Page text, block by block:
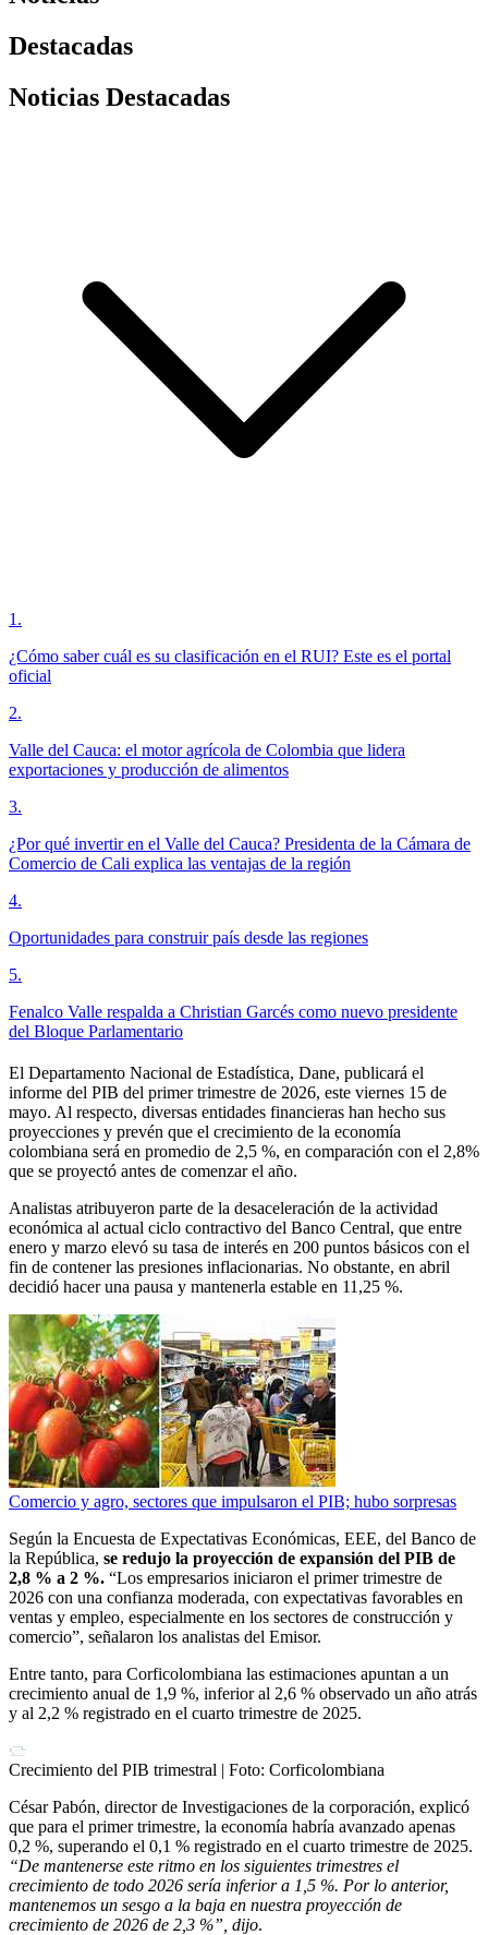
Destacadas
Noticias Destacadas
1 .
¿Cómo saber cuál es su clasificación en el RUI? Este es el portal
oficial
2.
Valle del Cauca: el motor agrícola de Colombia que lidera
exportaciones y producción de alimentos
3.
¿Por qué invertir en el Valle del Cauca? Presidenta de la Cámara de
Comercio de Cali explica las ventajas de la región
4.
Oportunidades para construir país desde las regiones
5.
Fenalco Valle respalda a Christian Garcés como nuevo presidente
del Bloque Parlamentario
El Departamento Nacional de Estadística, Dane, publicará ⁠el
informe del PIB ‌del primer trimestre de 2026, este viernes 15 de
mayo. Al respecto, diversas entidades financieras han hecho sus
proyecciones y prevén que el crecimiento de la economía
colombiana será en promedio de 2,5 %, en comparación con el 2,8%
que se proyectó antes de comenzar el año.
Analistas atribuyeron parte de la desaceleración de la actividad
económica al actual ciclo contractivo del Banco Central, que entre
enero y marzo elevó su tasa de interés en 200 puntos básicos con el
fin de contener las presiones inflacionarias. No obstante, en abril
decidió hacer una pausa y mantenerla estable en 11,25 %.
Comercio y agro, sectores que impulsaron el PIB; hubo sorpresas
Según la Encuesta de Expectativas Económicas, EEE, del Banco de
la República, se redujo la proyección de expansión del PIB de
2,8 % a 2 %. “Los empresarios iniciaron el primer trimestre de
2026 con una confianza moderada, con expectativas favorables en
ventas y empleo, especialmente en los sectores de construcción y
comercio”, señalaron los analistas del Emisor.
Entre tanto, para Corficolombiana las estimaciones apuntan a un
crecimiento anual de 1,9 %, inferior al 2,6 % observado un año atrás
y al 2,2 % registrado en el cuarto trimestre de 2025.
Crecimiento del PIB trimestral | Foto: Corficolombiana
César Pabón, director de Investigaciones de la corporación, explicó
que para el primer trimestre, la economía habría avanzado apenas
0,2 %, superando el 0,1 % registrado en el cuarto trimestre de 2025.
“De mantenerse este ritmo en los siguientes trimestres el
crecimiento de todo 2026 sería inferior a 1,5 %. Por lo anterior,
mantenemos un sesgo a la baja en nuestra proyección de
crecimiento de 2026 de 2,3 %”, dijo.